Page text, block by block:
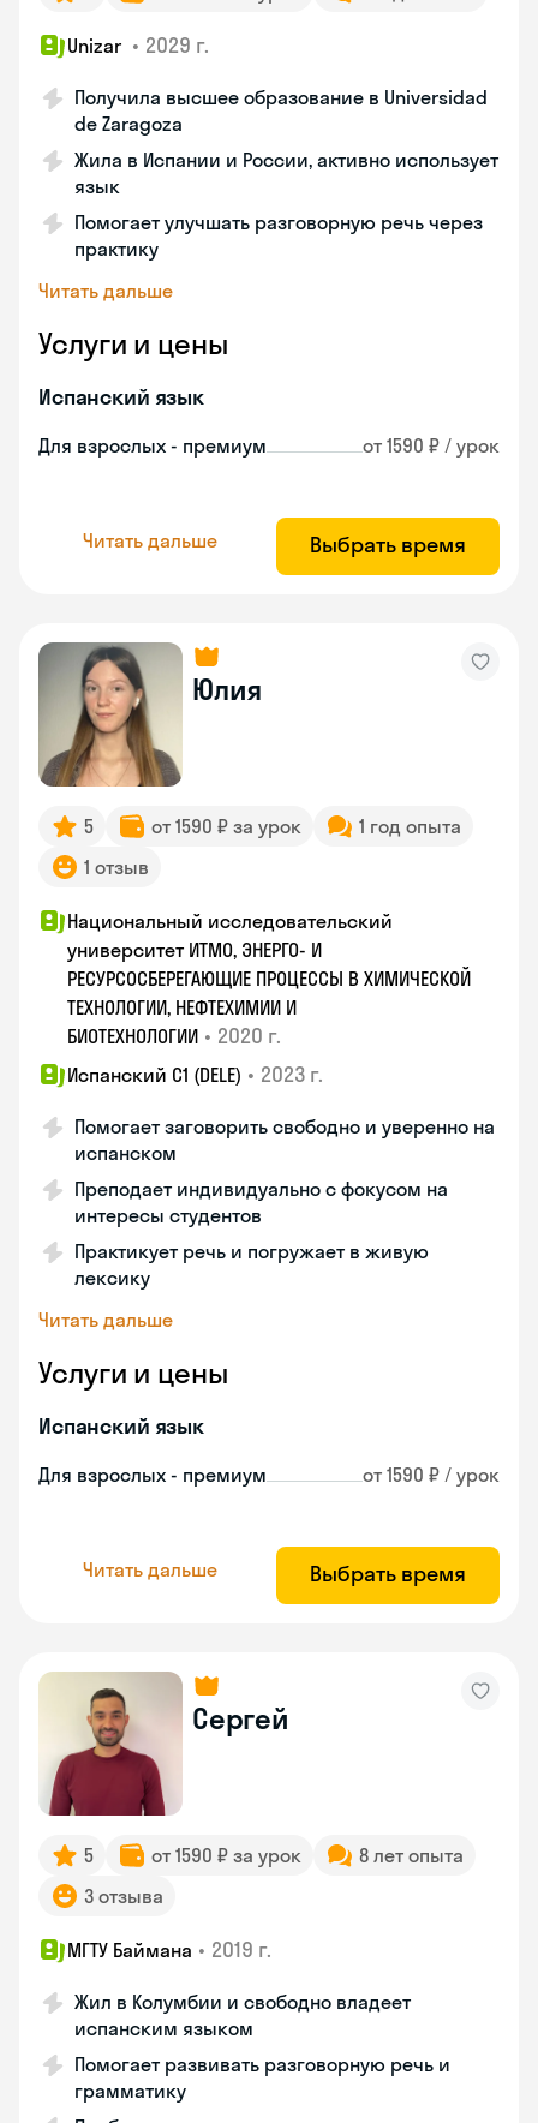
Unizar • 2029 г.
Получила высшее образование в Universidad
de Zaragoza
Жила в Испании и России, активно использует
язык
Помогает улучшать разговорную речь через
практику
Читать дальше
Услуги и цены
Испанский язык
Для взрослых - премиум от 1590 ₽ / урок
Читать дальше Выбрать время
Юлия
5 от 1590 ₽ за урок
1 год опыта
1 отзыв
Национальный исследовательский
университет ИТМО, ЭНЕРГО- И
РЕСУРСОСБЕРЕГАЮЩИЕ ПРОЦЕССЫ В ХИМИЧЕСКОЙ
ТЕХНОЛОГИИ, НЕФТЕХИМИИ И
БИОТЕХНОЛОГИИ • 2020 г.
Испанский С1 (DELE) • 2023 г.
Помогает заговорить свободно и уверенно на
испанском
Преподает индивидуально с фокусом на
интересы студентов
Практикует речь и погружает в живую
лексику
Читать дальше
Услуги и цены
Испанский язык
Для взрослых - премиум от 1590 ₽ / урок
Читать дальше Выбрать время
Сергей
5 от 1590 ₽ за урок
8 лет опыта
3 отзыва
МГТУ Баймана • 2019 г.
Жил в Колумбии и свободно владеет
испанским языком
Помогает развивать разговорную речь и
грамматику